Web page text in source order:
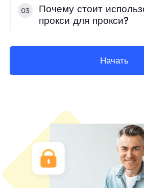
03
Почему стоит
прокси для прокси?
Начать